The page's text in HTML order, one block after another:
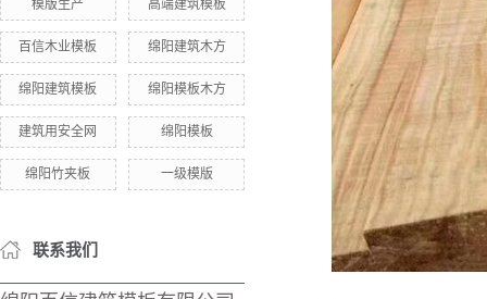
模版生产 高端建筑模板
百信木业模板 绵阳建筑木方
绵阳建筑模板 绵阳模板木方
建筑用安全网 绵阳模板
绵阳竹夹板 一级模版
联系我们